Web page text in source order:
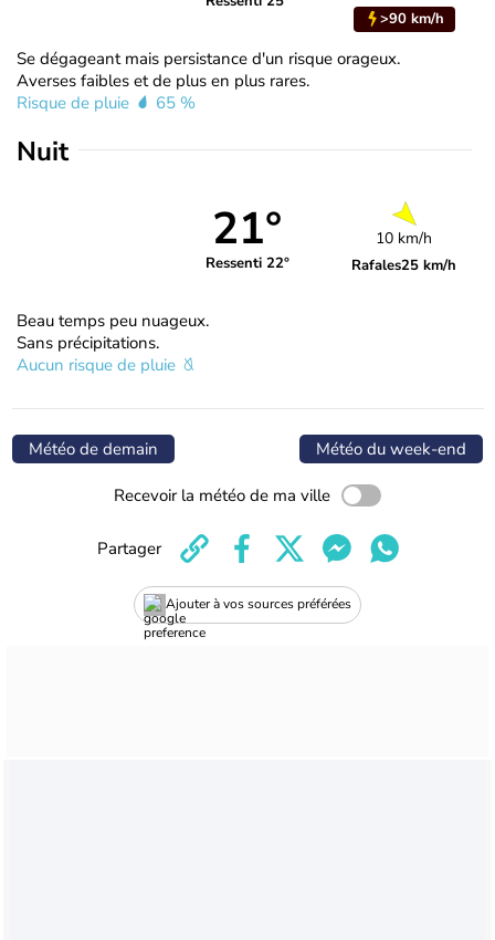
>90 km/h
Se dégageant mais persistance d'un risque orageux.
Averses faibles et de plus en plus rares.
Risque de pluie
65 %
Nuit
21°
Ressenti 22°
10 km/h
Rafales25 km/h
Beau temps peu nuageux.
Sans précipitations.
Aucun risque de pluie
Météo de demain Météo du week-end
Recevoir la météo de ma ville
Ajouter à vos sources préférées
Partager